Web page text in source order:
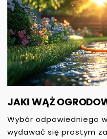
JAKI WĄŻ
Wybór odpowiedniego
wydawać się prostym